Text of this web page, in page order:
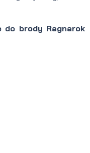
do brody Ragnarok